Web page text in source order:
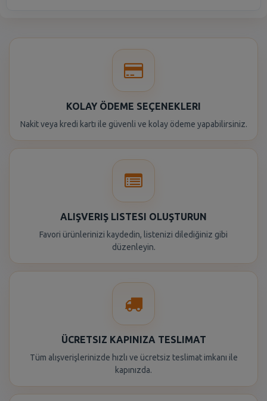
KOLAY ÖDEME SEÇENEKLERI
Nakit veya kredi kartı ile güvenli ve kolay ödeme yapabilirsiniz.
ALIŞVERIŞ LISTESI OLUŞTURUN
Favori ürünlerinizi kaydedin, listenizi dilediğiniz gibi
düzenleyin.
ÜCRETSIZ KAPINIZA TESLIMAT
Tüm alışverişlerinizde hızlı ve ücretsiz teslimat imkanı ile
kapınızda.